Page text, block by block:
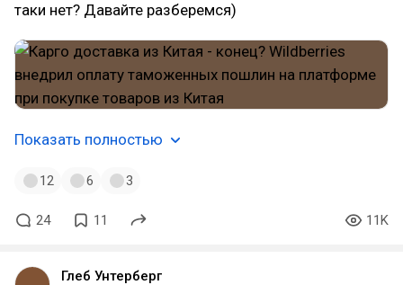
таки нет? Давайте разберемся)
Показать полностью
12 6 3
24 11 11K
Глеб Унтерберг